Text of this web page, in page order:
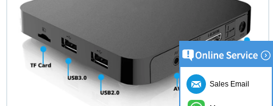
Sales Email